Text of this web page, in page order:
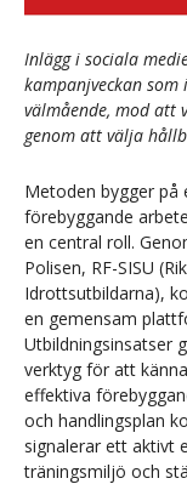
Inlägg i sociala
kampanjveckan
välmående, mod att
genom att välja
Metoden bygger
förebyggande
en central roll.
Polisen, RF-SISU
Idrottsutbildarna),
en gemensam
Utbildningsinsatser
verktyg för att
effektiva
och handlingsplan
signalerar ett aktivt
träningsmiljö och